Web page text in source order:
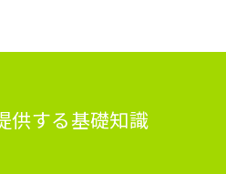
供する基礎知識